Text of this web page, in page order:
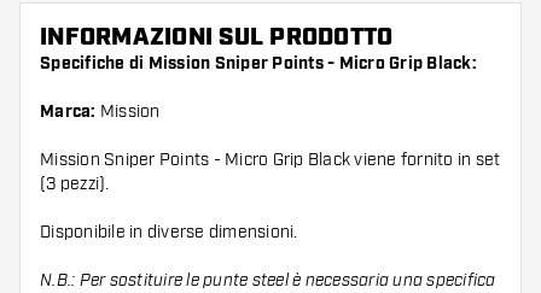
INFORMAZIONI SUL PRODOTTO
Specifiche di Mission Sniper Points - Micro Grip Black:
Marca: Mission
Mission Sniper Points - Micro Grip Black viene fornito in set
(3 pezzi).
Disponibile in diverse dimensioni.
N.B.: Per sostituire le punte steel è necessaria una specifica